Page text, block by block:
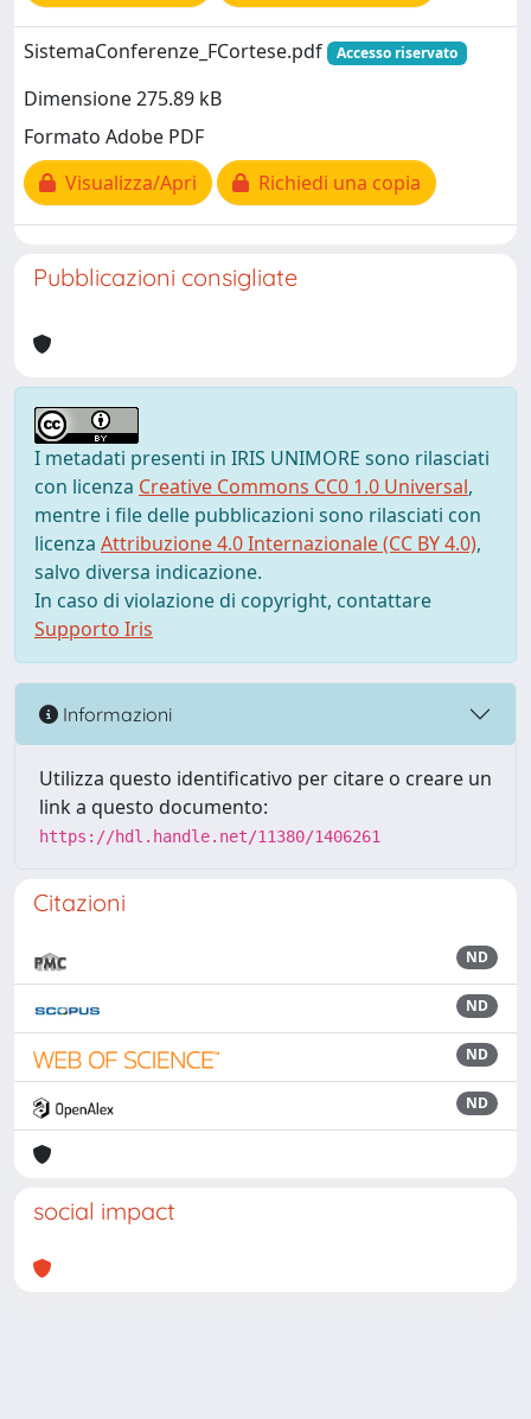
SistemaConferenze_FCortese.pdf Accesso riservato
Dimensione 275.89 kB
Formato Adobe PDF
Visualizza/Apri
Richiedi una copia
Pubblicazioni consigliate
I metadati presenti in IRIS UNIMORE sono rilasciati
con licenza Creative Commons CC0 1.0 Universal,
mentre i file delle pubblicazioni sono rilasciati con
licenza Attribuzione 4.0 Internazionale (CC BY 4.0),
salvo diversa indicazione.
In caso di violazione di copyright, contattare
Supporto Iris
Informazioni
Utilizza questo identificativo per citare o creare un
link a questo documento:
https://hdl.handle.net/11380/1406261
Citazioni
ND
ND
ND
ND
social impact